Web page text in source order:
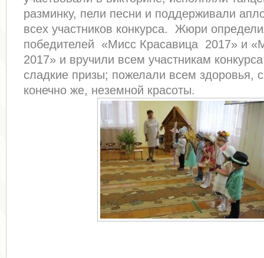
разминку, пели песни и поддерживали
всех участников конкурса. Жюри
победителей «Мисс Красавица 2017» и
2017» и вручили всем участникам
сладкие призы; пожелали всем здоровья,
конечно же, неземной красоты.